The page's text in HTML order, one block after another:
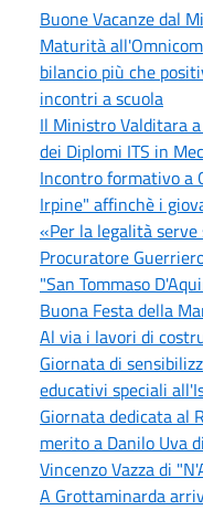
Buone Vacanze dal
Maturità
bilancio più che
incontri a scuola
Il Ministro Valditara
dei Diplomi ITS in
Incontro formativo a
Irpine" affinchè i
«Per la legalità
Procuratore
"San Tommaso
Buona Festa della
Al via i lavori di
Giornata di
educativi speciali
Giornata dedicata al
merito a Danilo Uva
Vincenzo Vazza di
A Grottaminarda